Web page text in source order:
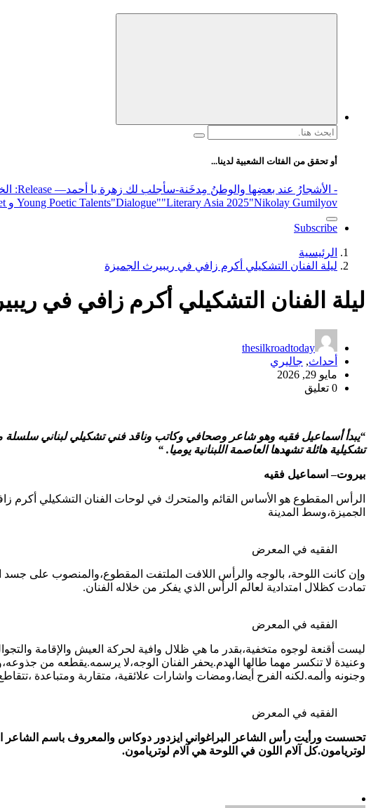
البحث
أو تحقق من الفئات الشعبية لدينا...
- الأشجارُ عند بعضِها والوطنُ مِدخَنة-سأجلب لك زهرة يا أحمد— Release
:
Young Poetic Talents"Dialogue""Literary Asia 2025"Nikolay Gumilyov و poet
Subscribe
الرئيسية
ليلة الفنان التشكيلي أكرم زافي في ريبيرث الجميزة
ليلة الفنان التشكيلي أكرم زافي في
thesilkroadtoday
أحداث, جاليري
مايو 29, 2026
0 تعليق
“يبدأ أسماعيل فقيه وهو شاعر وصحافي وكاتب وناقد فني تشكيلي لبناني سلسلة
تشكيلية هائلة تشهدها العاصمة اللبنانية يوميا. “
بيروت– اسماعيل فقيه
الجميزة،وسط المدينة
الفقيه في المعرض
وإن كانت اللوحة، بالوجه والرأس اللافت الملتفت المقطوع،والمنصوب على جسد
تمادت كظلال امتدادية لعالم الرأس الذي يفكر من خلاله الفنان.
الفقيه في المعرض
ليست أقنعة لوجوه متخفية،بقدر ما هي ظلال وافية لحركة العيش والإقامة
وعنيدة لا تنكسر مهما طالها الهدم.يحفر الفنان الوجه،لا يرسمه.يقطعه من
وجنونه وألمه.لكنه الفرح أيضا،ومضات واشارات علائقية، متقاربة ومتباعدة
الفقيه في المعرض
تحسست ورأيت رأس الشاعر البراغواني ايزدور دوكاس والمعروف باسم الشاعر
لوتريامون.كل آلام اللون في اللوحة هي آلام لوتريامون.